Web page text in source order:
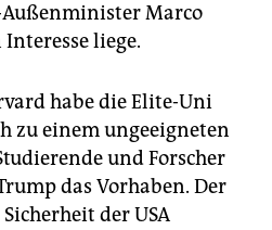
Marco
liege.
habe die Elite-Uni
zu einem ungeeigneten
und Forscher
das Vorhaben. Der
der USA